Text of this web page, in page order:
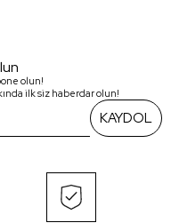
olun!
ilk siz haberdar olun!
KAYDOL